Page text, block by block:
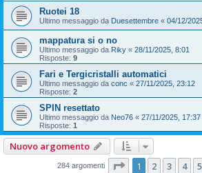
Ruotei 18
Ultimo messaggio da Duesettembre « 04/12/
mappatura si o no
Ultimo messaggio da Riky « 28/11/2025, 8:01
Risposte: 9
Fari e Tergicristalli automatici
Ultimo messaggio da conc « 27/11/2025, 23:12
Risposte: 2
SPIN resettato
Ultimo messaggio da Neo76 « 27/11/2025, 17:37
Risposte: 1
Nuovo argomento
284 argomenti Pagina di 12
1 2 3 4 5